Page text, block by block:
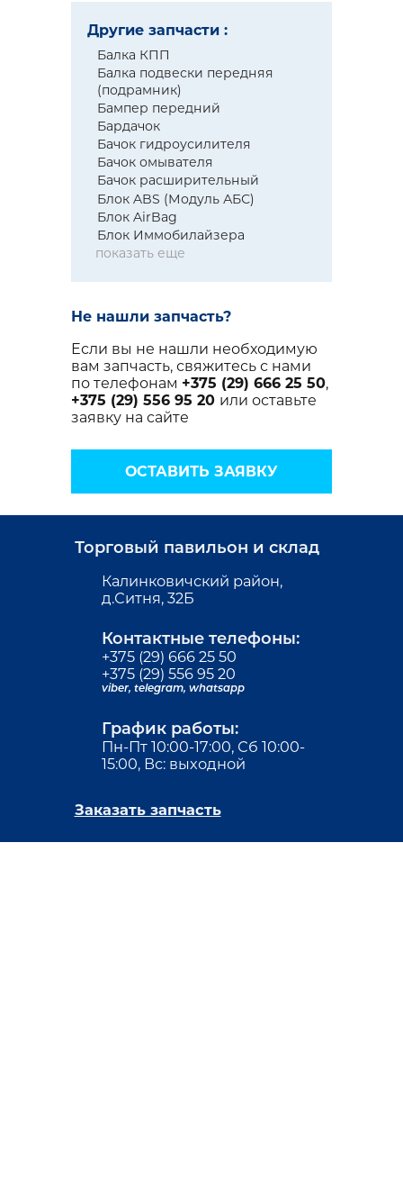
Другие запчасти :
Балка КПП
Балка подвески передняя
(подрамник)
Бампер передний
Бардачок
Бачок гидроусилителя
Бачок омывателя
Бачок расширительный
Блок ABS (Модуль АБС)
Блок AirBag
Блок Иммобилайзера
показать еще
Не нашли запчасть?
Если вы не нашли необходимую
вам запчасть, свяжитесь с нами
по телефонам +375 (29) 666 25 50,
+375 (29) 556 95 20 или оставьте
заявку на сайте
ОСТАВИТЬ ЗАЯВКУ
Торговый павильон и склад
Калинковичский район,
д.Ситня, 32Б
Контактные телефоны:
+375 (29) 666 25 50
+375 (29) 556 95 20
viber, telegram, whatsapp
График работы:
Пн-Пт 10:00-17:00, Сб 10:00-
15:00, Вс: выходной
Заказать запчасть